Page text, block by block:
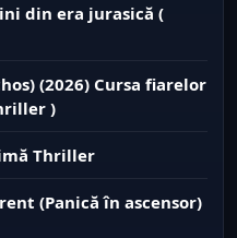
din era jurasică (
(2026) Cursa fiarelor
)
Thriller
(Panică în ascensor)